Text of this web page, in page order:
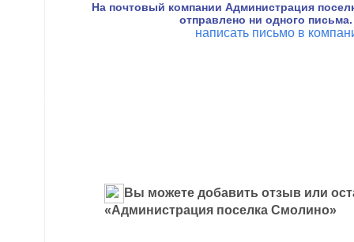
На почтовый компании Администрация
отправлено ни одного
написать письмо в
Вы можете добавить отзыв или
«Администрация поселка Смолино»